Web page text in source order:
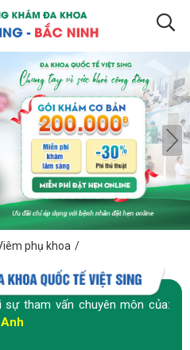
phụ khoa /
tham vấn chuyên môn của: